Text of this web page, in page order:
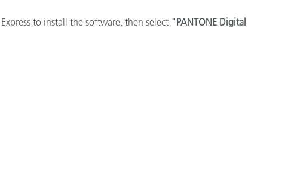
to install the software, then select "PANTONE Digital